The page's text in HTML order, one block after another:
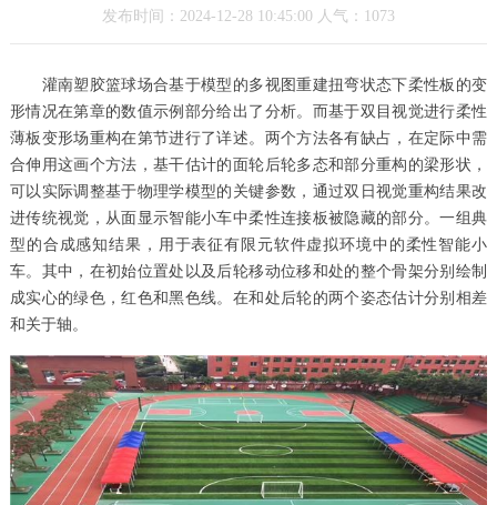
发布时间：2024-12-28 10:45:00 人气：1073
灌南塑胶篮球场合基于模型的多视图重建扭弯状态下柔性板的变
形情况在第章的数值示例部分给出了分析。而基于双目视觉进行柔性
薄板变形场重构在第节进行了详述。两个方法各有缺占，在定际中需
合伸用这画个方法，基干估计的面轮后轮多态和部分重构的梁形状，
可以实际调整基于物理学模型的关键参数，通过双日视觉重构结果改
进传统视觉，从面显示智能小车中柔性连接板被隐藏的部分。一组典
型的合成感知结果，用于表征有限元软件虚拟环境中的柔性智能小
车。其中，在初始位置处以及后轮移动位移和处的整个骨架分别绘制
成实心的绿色，红色和黑色线。在和处后轮的两个姿态估计分别相差
和关于轴。